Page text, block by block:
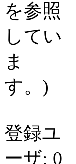
を参照
してい
ま
す。)
登録ユ
ーザ: 0